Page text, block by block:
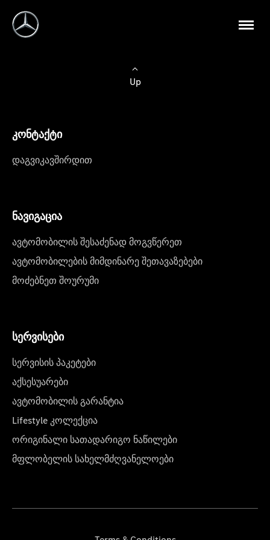
Up
კონტაქტი
დაგვიკავშირდით
ნავიგაცია
ავტომობილის შესაძენად მოგვწერეთ
ავტომობილების მიმდინარე შეთავაზებები
მოძებნეთ შოურუმი
სერვისები
სერვისის პაკეტები
აქსესუარები
ავტომობილის გარანტია
Lifestyle კოლექცია
ორიგინალი სათადარიგო ნაწილები
მფლობელის სახელმძღვანელოები